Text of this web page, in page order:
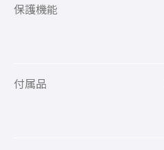
保護機能
付属品